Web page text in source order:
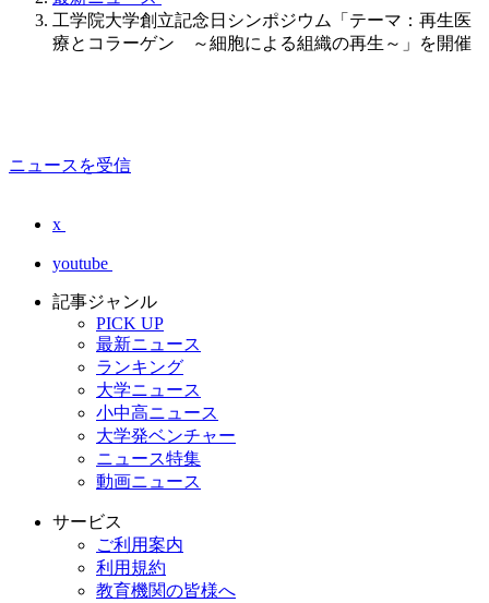
工学院大学創立記念日シンポジウム「テーマ：再生医
療とコラーゲン ～細胞による組織の再生～」を開催
ニュースを受信
x
youtube
記事ジャンル
PICK UP
最新ニュース
ランキング
大学ニュース
小中高ニュース
大学発ベンチャー
ニュース特集
動画ニュース
サービス
ご利用案内
利用規約
教育機関の皆様へ